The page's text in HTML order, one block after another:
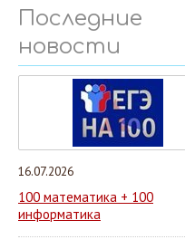
Последние
новости
16.07.2026
100 математика + 100
информатика